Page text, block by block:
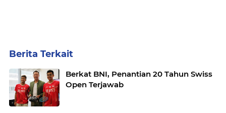
Berita Terkait
Berkat BNI, Penantian 20 Tahun Swiss
Open Terjawab